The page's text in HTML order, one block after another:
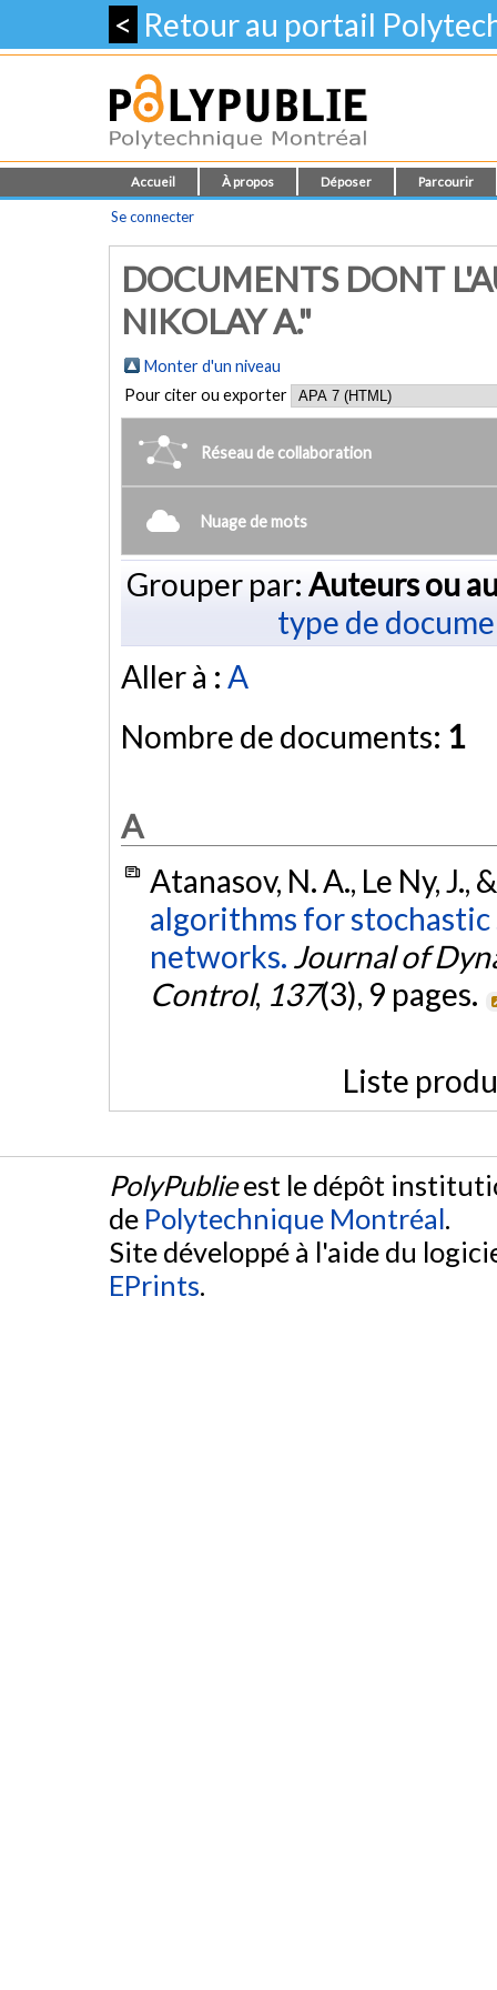
< Retour au portail
Accueil À propos Déposer Parcourir
Se connecter
DOCUMENTS DONT
NIKOLAY A."
Monter d'un niveau
Pour citer ou exporter
Réseau de collaboration
Nuage de mots
Grouper par: Auteurs ou
type de
Aller à : A
Nombre de documents: 1
A
Atanasov, N. A., Le Ny, J.,
algorithms for
networks. Journal of
Control, 137(3), 9 pages.
Liste
PolyPublieest le dépôt
de Polytechnique Montréal.
Site développé à l'aide du
EPrints.